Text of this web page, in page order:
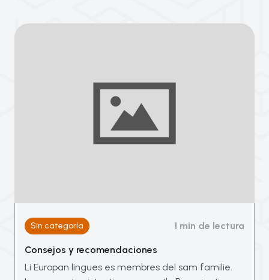
Sin categoría 1 min de lectura
Consejos y recomendaciones
Li Europan lingues es membres del sam familie.